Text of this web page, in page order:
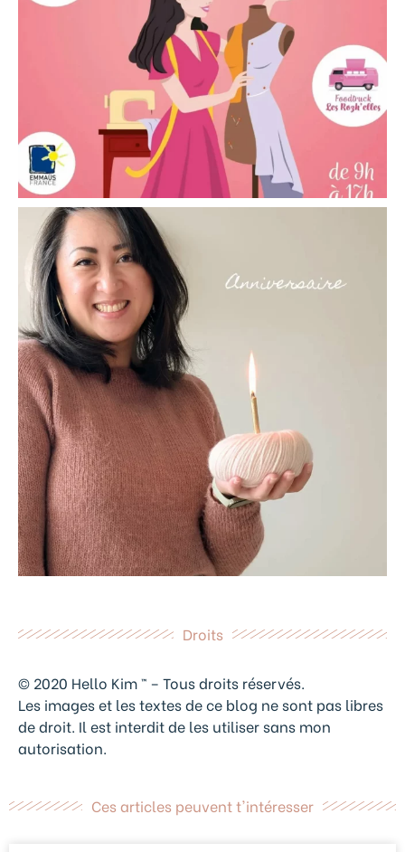
Droits
© 2020 Hello Kim ™ – Tous droits réservés.
Les images et les textes de ce blog ne sont pas libres
de droit. Il est interdit de les utiliser sans mon
autorisation.
Ces articles peuvent t'intéresser